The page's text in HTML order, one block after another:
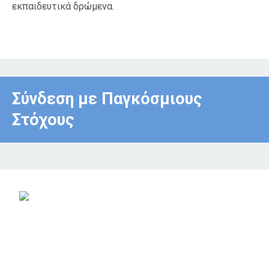
εκπαιδευτικά δρώμενα.
Σύνδεση με Παγκόσμιους
Στόχους